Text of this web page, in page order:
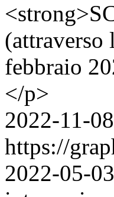
(attraverso
febbraio
</p>
2022-11-
https://
2022-05-